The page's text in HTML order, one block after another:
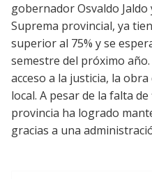
gobernador Osvaldo
Suprema provincial, ya
superior al 75% y se
semestre del próximo
acceso a la justicia, la
local. A pesar de la falta
provincia ha logrado
gracias a una